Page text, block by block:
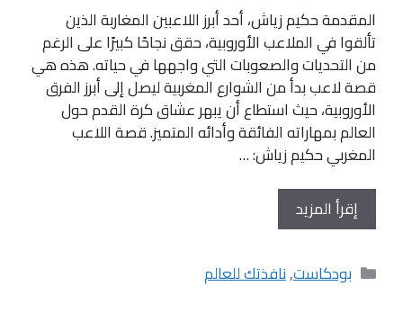
المقدمة حكيم زياش، أحد أبرز اللاعبين المغاربة الذين
تألقوا في الملاعب الأوروبية، حقق نجاحًا كبيرًا على الرغم
من التحديات والصعوبات التي واجهها في حياته. هذه هي
قصة لاعب بدأ من الشوارع المغربية ليصل إلى أبرز الفرق
الأوروبية، حيث استطاع أن يبهر عشاق كرة القدم حول
العالم بمهاراته الفائقة وأدائه المتميز. قصة اللاعب
المغربي حكيم زياش: …
إقرأ المزيد
التصنيفات
بودكاست,نافذتك للعالم